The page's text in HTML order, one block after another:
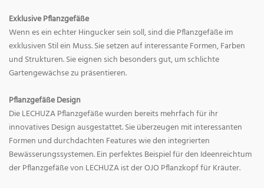
Exklusive Pflanzgefäße
Wenn es ein echter Hingucker sein soll, sind die Pflanzgefäße im
exklusiven Stil ein Muss. Sie setzen auf interessante Formen, Farben
und Strukturen. Sie eignen sich besonders gut, um schlichte
Gartengewächse zu präsentieren.
Pflanzgefäße Design
Die LECHUZA Pflanzgefäße wurden bereits mehrfach für ihr
innovatives Design ausgestattet. Sie überzeugen mit interessanten
Formen und durchdachten Features wie den integrierten
Bewässerungssystemen. Ein perfektes Beispiel für den Ideenreichtum
der Pflanzgefäße von LECHUZA ist der OJO Pflanzkopf für Kräuter.